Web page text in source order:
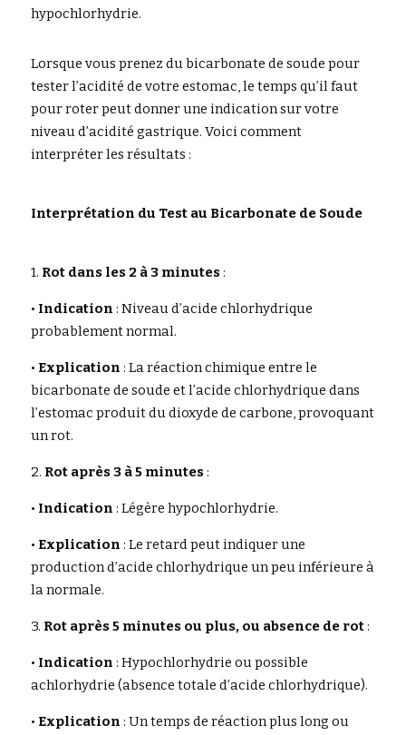
hypochlorhydrie.
Lorsque vous prenez du bicarbonate de soude pour
tester l’acidité de votre estomac, le temps qu’il faut
pour roter peut donner une indication sur votre
niveau d’acidité gastrique. Voici comment
interpréter les résultats :
Interprétation du Test au Bicarbonate de Soude
1. Rot dans les 2 à 3 minutes :
• Indication : Niveau d’acide chlorhydrique
probablement normal.
• Explication : La réaction chimique entre le
bicarbonate de soude et l’acide chlorhydrique dans
l’estomac produit du dioxyde de carbone, provoquant
un rot.
2. Rot après 3 à 5 minutes :
• Indication : Légère hypochlorhydrie.
• Explication : Le retard peut indiquer une
production d’acide chlorhydrique un peu inférieure à
la normale.
3. Rot après 5 minutes ou plus, ou absence de rot :
• Indication : Hypochlorhydrie ou possible
achlorhydrie (absence totale d’acide chlorhydrique).
• Explication : Un temps de réaction plus long ou